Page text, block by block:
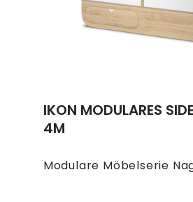
Modulare Möbelserie
IKON MODULARES
4M